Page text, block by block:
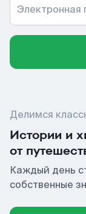
Электронная
Делимся
Истории и
от
Каждый день
собственные